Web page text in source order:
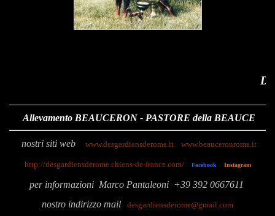
Des Gardiens de
Allevamento BEAUCERON - PASTORE della BEAUCE
nostri siti web www.desgardiensderome.it www.beauceronroma.it
http://desgardiensderome.chiens-de-france.com/ Facebook Instagram
per informazioni Marco Pantaleoni+39 392 0667611
nostro indirizzo mail
desgardiensderome@gmail.com